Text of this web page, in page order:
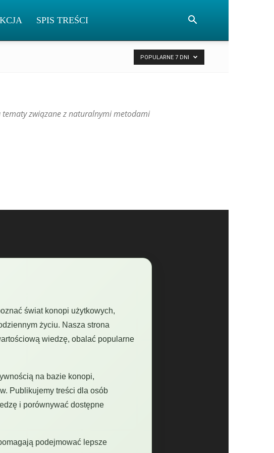
SPIS TREŚCI
POPULARNE 7 DNI
tematy związane z naturalnymi metodami
świat konopi użytkowych,
życiu. Nasza strona
wiedzę, obalać popularne
na bazie konopi,
Publikujemy treści dla osób
i porównywać dostępne
podejmować lepsze